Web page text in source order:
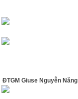
ĐTGM Giuse Nguyễn Năng